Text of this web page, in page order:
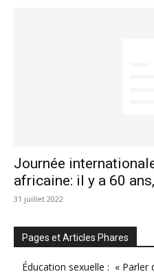
Journée
africaine: il y a 60
31 juillet 2022
Pages et Articles Phares
Éducation sexuelle : « Parler